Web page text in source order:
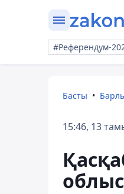
#Референдум-
Басты
15:46, 13